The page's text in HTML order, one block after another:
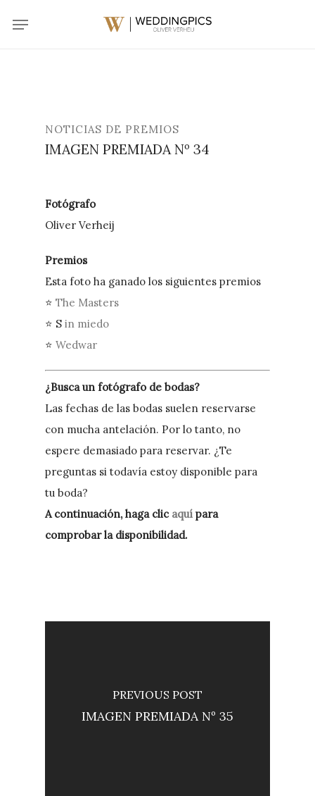
Menu
NOTICIAS DE PREMIOS
IMAGEN PREMIADA Nº 34
Fotógrafo
Oliver Verheij
Premios
Esta foto ha ganado los siguientes premios
⭐The Masters
⭐ Sin miedo
⭐Wedwar
¿Busca un fotógrafo de bodas?
Las fechas de las bodas suelen reservarse
con mucha antelación. Por lo tanto, no
espere demasiado para reservar. ¿Te
preguntas si todavía estoy disponible para
tu boda?
A continuación, haga clic aquí para
comprobar la disponibilidad.
PREVIOUS POST
IMAGEN PREMIADA Nº 35